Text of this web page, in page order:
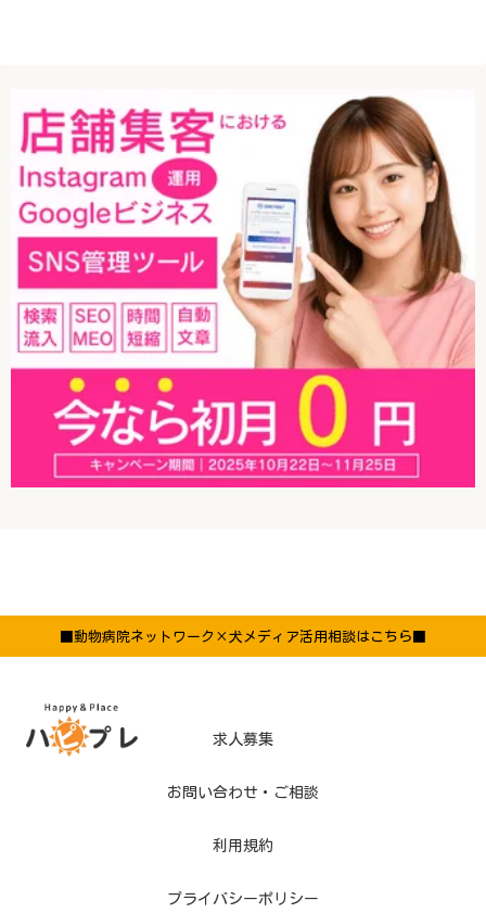
■動物病院ネットワーク×犬メディア活用相談はこちら■
求人募集
お問い合わせ・ご相談
利用規約
プライバシーポリシー